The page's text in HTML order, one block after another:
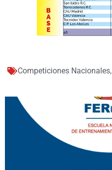
Competiciones Nacionales,